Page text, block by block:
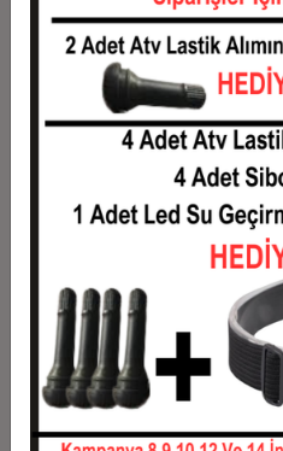
5
1.784,88 TL
6
1.514,20 TL
1.320,86 TL
1.175,85 TL
1.063,07 TL
10
972,84 TL
891,71 TL
12
830,80 TL